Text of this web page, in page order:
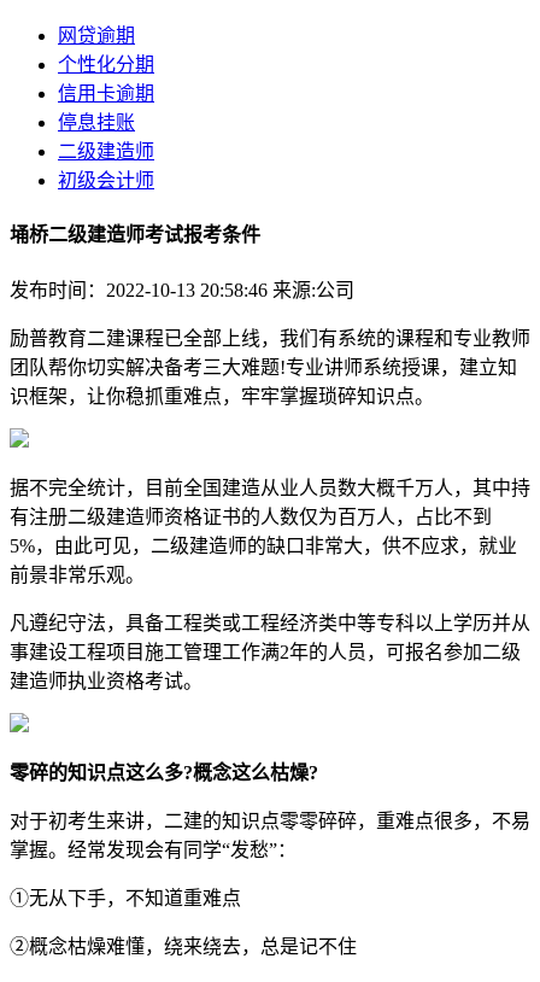
网贷逾期
个性化分期
信用卡逾期
停息挂账
二级建造师
初级会计师
埇桥二级建造师考试报考条件
发布时间：2022-10-13 20:58:46 来源:公司
励普教育二建课程已全部上线，我们有系统的课程和专业教师
团队帮你切实解决备考三大难题!专业讲师系统授课，建立知
识框架，让你稳抓重难点，牢牢掌握琐碎知识点。
据不完全统计，目前全国建造从业人员数大概千万人，其中持
有注册二级建造师资格证书的人数仅为百万人，占比不到
5%，由此可见，二级建造师的缺口非常大，供不应求，就业
前景非常乐观。
凡遵纪守法，具备工程类或工程经济类中等专科以上学历并从
事建设工程项目施工管理工作满2年的人员，可报名参加二级
建造师执业资格考试。
零碎的知识点这么多?概念这么枯燥?
对于初考生来讲，二建的知识点零零碎碎，重难点很多，不易
掌握。经常发现会有同学“发愁”：
①无从下手，不知道重难点
②概念枯燥难懂，绕来绕去，总是记不住